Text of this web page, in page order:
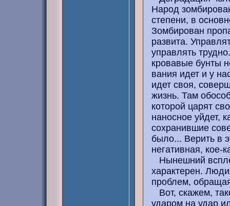
Народ
степени, в
Зомбирован
развита.
управлять
кровавые бунты
вания идет и у
идет своя,
жизнь. Там
которой царят
наносное уйдет,
сохранившие
было... Верить в
негативная, кое-
Нынешний
характерен.
проблем,
Вот, скажем,
ударом на удар